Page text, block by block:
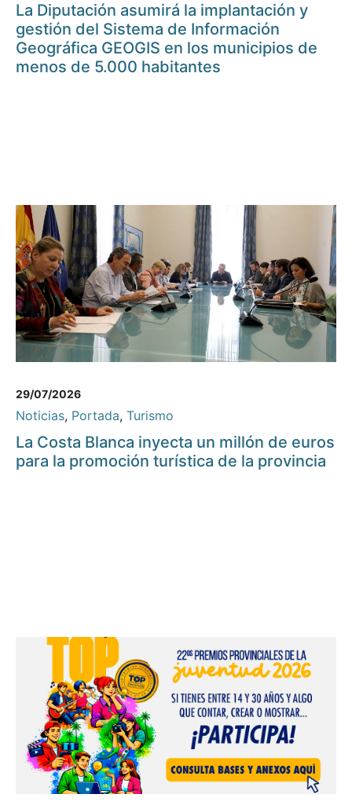
La Diputación asumirá la implantación y
gestión del Sistema de Información
Geográfica GEOGIS en los municipios de
menos de 5.000 habitantes
29/07/2026
Noticias, Portada, Turismo
La Costa Blanca inyecta un millón de euros
para la promoción turística de la provincia